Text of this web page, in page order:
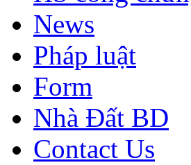
News
Pháp luật
Form
Nhà Đất BD
Contact Us